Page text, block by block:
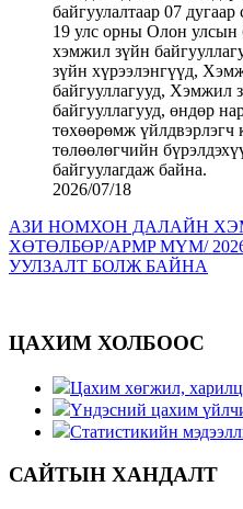
2026/07/18
АЗИ НОМХОН ДАЛАЙН
ХӨТӨЛБӨР/APMP MYM/
УУЛЗАЛТ БОЛЖ БАЙНА
ЦАХИМ ХОЛБООС
Цахим хөгжил,
Үндэсний цахим
Статистикийн
САЙТЫН ХАНДАЛТ